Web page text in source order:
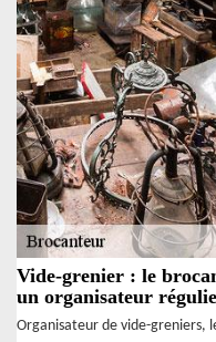
Vide-grenier : le
un organisateur
Organisateur de vide-greniers,